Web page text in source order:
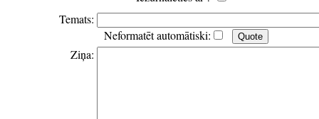
Temats:
Neformatēt automātiski:
Ziņa: